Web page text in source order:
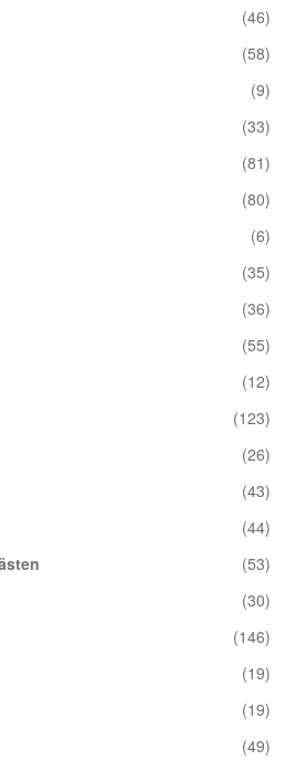
(46)
(58)
(9)
(33)
(81)
(80)
(6)
(35)
(36)
(55)
(12)
(123)
(26)
(43)
(44)
(53)
(30)
(146)
(19)
(19)
(49)